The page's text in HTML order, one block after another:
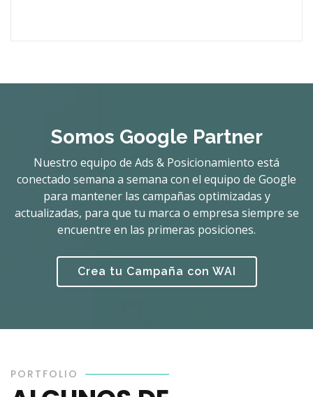
Somos Google Partner
Nuestro equipo de Ads & Posicionamiento está
conectado semana a semana con el equipo de Google
para mantener las campañas optimizadas y
actualizadas, para que tu marca o empresa siempre se
encuentre en las primeras posiciones.
Crea tu Campaña con WAI
PORTFOLIO